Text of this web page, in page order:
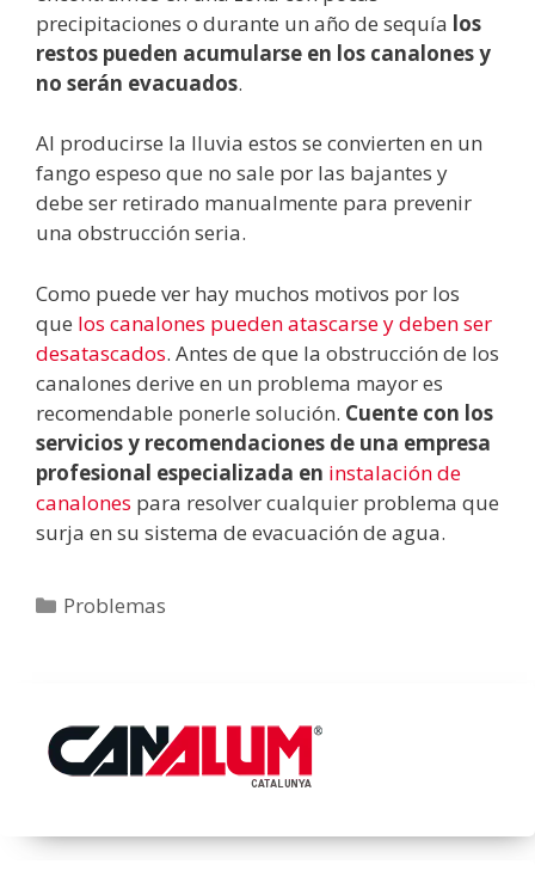
precipitaciones o durante un año de sequía los
restos pueden acumularse en los canalones y
no serán evacuados.
Al producirse la lluvia estos se convierten en un
fango espeso que no sale por las bajantes y
debe ser retirado manualmente para prevenir
una obstrucción seria.
Como puede ver hay muchos motivos por los
que los canalones pueden atascarse y deben ser
desatascados. Antes de que la obstrucción de los
canalones derive en un problema mayor es
recomendable ponerle solución. Cuente con los
servicios y recomendaciones de una empresa
profesional especializada en instalación de
canalones para resolver cualquier problema que
surja en su sistema de evacuación de agua.
Categorías
Problemas